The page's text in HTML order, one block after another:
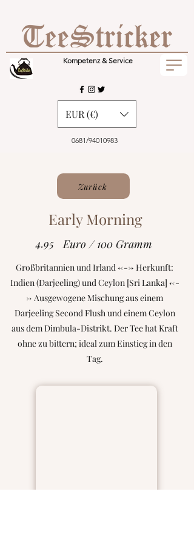
Kompetenz & Service
0681/94010983
EUR (€)
Zurück
Early Morning
4.95 Euro / 100 Gramm
Großbritannien und Irland <---> Herkunft:
Indien (Darjeeling) und Ceylon [Sri Lanka] <--
-> Ausgewogene Mischung aus einem
Darjeeling Second Flush und einem Ceylon
aus dem Dimbula-Distrikt. Der Tee hat Kraft
ohne zu bittern; ideal zum Einstieg in den
Tag.